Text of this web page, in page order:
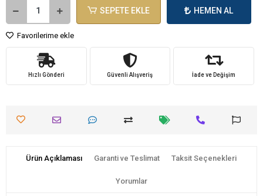
SEPETE EKLE HEMEN AL
Favorilerime ekle
Hızlı Gönderi Güvenli Alışveriş İade ve Değişim
Ürün Açıklaması Garanti ve Teslimat Taksit Seçenekleri
Yorumlar